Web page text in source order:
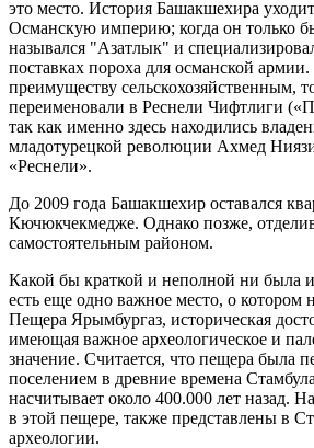
это место. История Башакшехира
Османскую империю; когда он только
назывался "Азатлык" и
поставках пороха для османской
преимуществу сельскохозяйственным,
переименовали в Реснели Чифтлиги
так как именно здесь находились
младотурецкой революции Ахмед
«Реснели».
До 2009 года Башакшехир оставался
Кючюкчекмедже. Однако позже,
самостоятельным районом.
Какой бы краткой и неполной ни была
есть еще одно важное место, о котором
Пещера Ярымбургаз, историческая
имеющая важное археологическое и
значение. Считается, что пещера была
поселением в древние времена
насчитывает около 400.000 лет назад.
в этой пещере, также представлены в
археологии.